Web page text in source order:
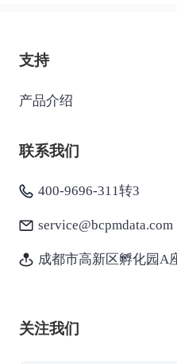
支持
产品介绍
联系我们
400-9696-311转3
service@bcpmdata.com
成都市高新区孵化园A
关注我们